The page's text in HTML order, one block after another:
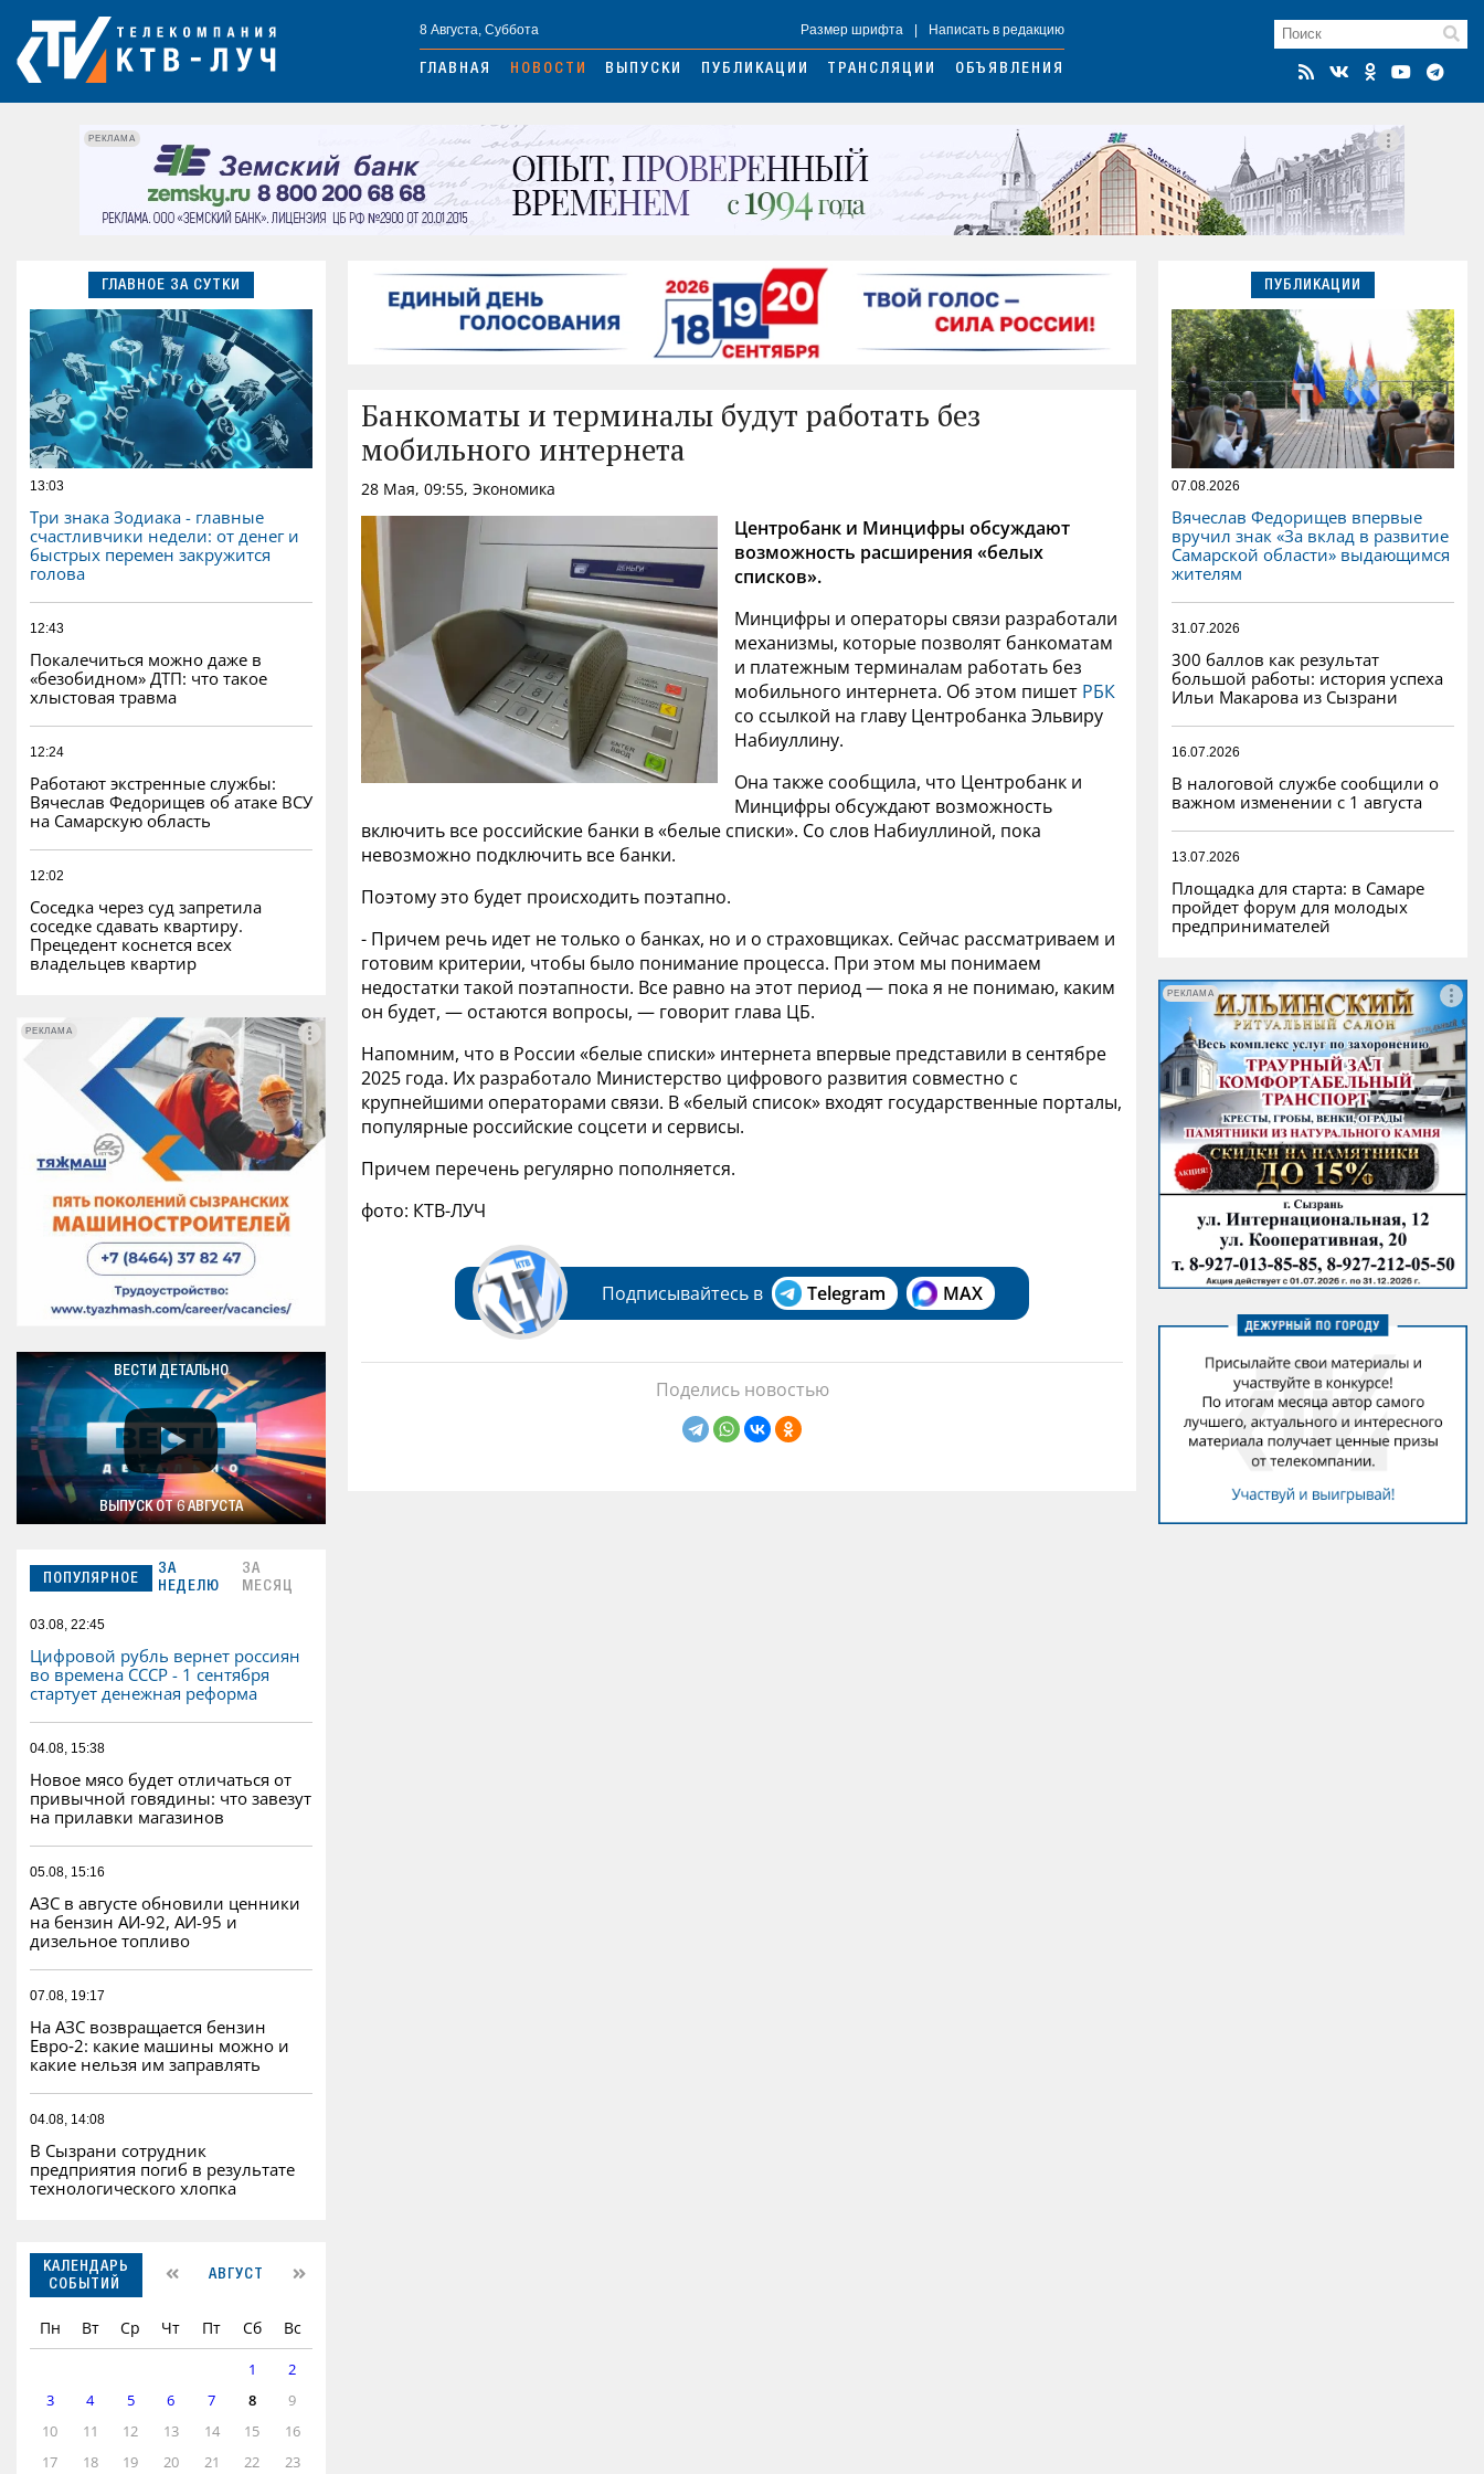
8 Августа, Суббота Размер шрифта Написать в редакцию
ГЛАВНАЯ НОВОСТИ ВЫПУСКИ ПУБЛИКАЦИИ ТРАНСЛЯЦИИ ОБЪЯВЛЕНИЯ
РЕКЛАМА
ГЛАВНОЕ ЗА СУТКИ
13:03
Три знака Зодиака - главные
счастливчики недели: от денег и
быстрых перемен закружится
голова
12:43
Покалечиться можно даже в
«безобидном» ДТП: что такое
хлыстовая травма
12:24
Работают экстренные службы:
Вячеслав Федорищев об атаке ВСУ
на Самарскую область
12:02
Соседка через суд запретила
соседке сдавать квартиру.
Прецедент коснется всех
владельцев квартир
РЕКЛАМА РЕКЛАМА
ВЕСТИ ДЕТАЛЬНО
ВЫПУСК ОТ 6 АВГУСТА
ПОПУЛЯРНОЕ
ЗА
НЕДЕЛЮ
ЗА
МЕСЯЦ
03.08, 22:45
Цифровой рубль вернет россиян
во времена СССР - 1 сентября
стартует денежная реформа
04.08, 15:38
Новое мясо будет отличаться от
привычной говядины: что завезут
на прилавки магазинов
05.08, 15:16
АЗС в августе обновили ценники
на бензин АИ-92, АИ-95 и
дизельное топливо
07.08, 19:17
На АЗС возвращается бензин
Евро‑2: какие машины можно и
какие нельзя им заправлять
04.08, 14:08
В Сызрани сотрудник
предприятия погиб в результате
технологического хлопка
КАЛЕНДАРЬ
СОБЫТИЙ
АВГУСТ
Пн Вт Ср Чт Пт Сб Вс
1
2
3
4 5 6 7 8
9
10
11 12 13 14 15
16
17
18 19 20 21 22 23
Банкоматы и терминалы будут работать без
мобильного интернета
28 Мая, 09:55, Экономика
Центробанк и Минцифры обсуждают
возможность расширения «белых
списков».
Минцифры и операторы связи разработали
механизмы, которые позволят банкоматам
и платежным терминалам работать без
мобильного интернета. Об этом пишет РБК
со ссылкой на главу Центробанка Эльвиру
Набиуллину.
Она также сообщила, что Центробанк и
Минцифры обсуждают возможность
включить все российские банки в «белые списки». Со слов Набиуллиной, пока
невозможно подключить все банки.
Поэтому это будет происходить поэтапно.
- Причем речь идет не только о банках, но и о страховщиках. Сейчас рассматриваем и
готовим критерии, чтобы было понимание процесса. При этом мы понимаем
недостатки такой поэтапности. Все равно на этот период — пока я не понимаю, каким
он будет, — остаются вопросы, — говорит глава ЦБ.
Напомним, что в России «белые списки» интернета впервые представили в сентябре
2025 года. Их разработало Министерство цифрового развития совместно с
крупнейшими операторами связи. В «белый список» входят государственные порталы,
популярные российские соцсети и сервисы.
Причем перечень регулярно пополняется.
фото: КТВ-ЛУЧ
Подписывайтесь в Telegram MAX
Поделись новостью
ПУБЛИКАЦИИ
07.08.2026
Вячеслав Федорищев впервые
вручил знак «За вклад в развитие
Самарской области» выдающимся
жителям
31.07.2026
300 баллов как результат
большой работы: история успеха
Ильи Макарова из Сызрани
16.07.2026
В налоговой службе сообщили о
важном изменении с 1 августа
13.07.2026
Площадка для старта: в Самаре
пройдет форум для молодых
предпринимателей
РЕКЛАМА